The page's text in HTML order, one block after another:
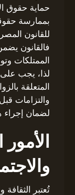
حماية حقوق
بممارسة
للقانون
فالقانون
الممتلكات
لذا، يجب على
المتعلقة
والتزامات
لضمان إجراء
الأمور
تُعتبر الثقافة